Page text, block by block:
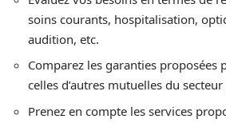
soins courants, hospitalisation,
audition, etc.
Comparez les garanties proposées
celles d’autres mutuelles du
Prenez en compte les services